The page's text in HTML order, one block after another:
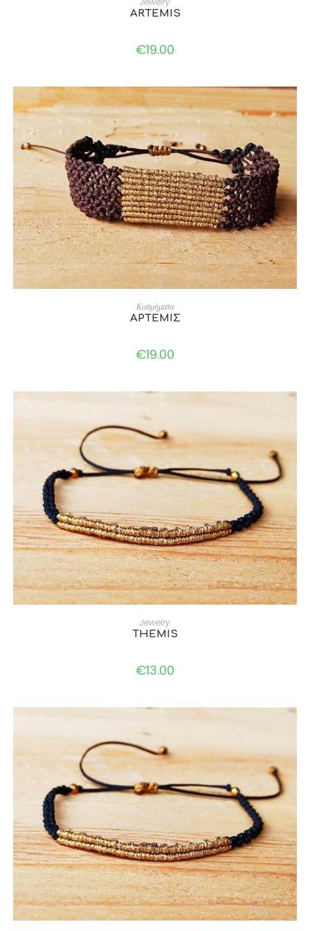
ARTEMIS
€19.00
ADD TO CART
Κοσμήματα
ΑΡΤΕΜΙΣ
€19.00
ADD TO CART
Jewelry
THEMIS
€13.00